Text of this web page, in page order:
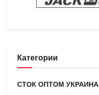
Категории
СТОК ОПТОМ УКРАИНА